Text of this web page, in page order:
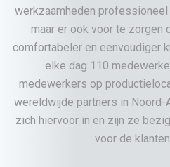
werkzaamheden
maar er ook voor te zorgen
comfortabeler en eenvoudiger
elke dag 110
medewerkers op
wereldwijde partners in Noord-
zich hiervoor in en zijn ze
voor de